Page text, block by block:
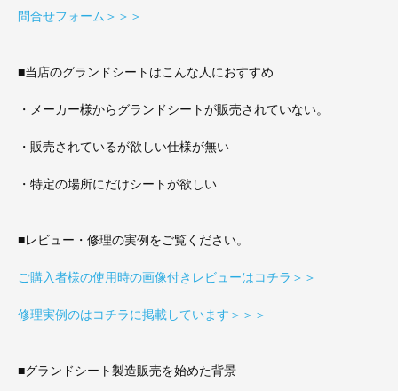
問合せフォーム＞＞＞
■当店のグランドシートはこんな人におすすめ
・メーカー様からグランドシートが販売されていない。
・販売されているが欲しい仕様が無い
・特定の場所にだけシートが欲しい
■レビュー・修理の実例をご覧ください。
ご購入者様の使用時の画像付きレビューはコチラ＞＞
修理実例のはコチラに掲載しています＞＞＞
■グランドシート製造販売を始めた背景